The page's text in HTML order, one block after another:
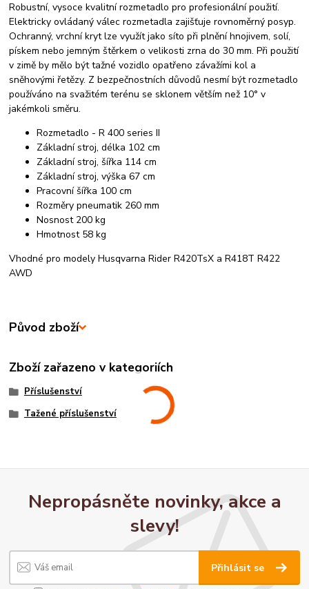
Robustní, vysoce kvalitní rozmetadlo pro profesionální použití.
Elektricky ovládaný válec rozmetadla zajišťuje rovnoměrný posyp.
Ochranný, vrchní kryt lze využít jako síto při plnění hnojivem, solí,
pískem nebo jemným štěrkem o velikosti zrna do 30 mm. Při použití
v zimě by mělo být tažné vozidlo opatřeno závažími kol a
sněhovými řetězy. Z bezpečnostních důvodů nesmí být rozmetadlo
používáno na svažitém terénu se sklonem větším než 10° v
jakémkoli směru.
Rozmetadlo - R 400 series II
Základní stroj, délka 102 cm
Základní stroj, šířka 114 cm
Základní stroj, výška 67 cm
Pracovní šířka 100 cm
Rozměry pneumatik 260 mm
Nosnost 200 kg
Hmotnost 58 kg
Vhodné pro modely Husqvarna Rider R420TsX a R418T R422
AWD
Původ zboží
Zboží zařazeno v kategoriích
Příslušenství
Tažené příslušenství
Nepropásněte novinky, akce a
slevy!
Přihlásit se